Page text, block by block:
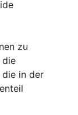
zu
die
die in der